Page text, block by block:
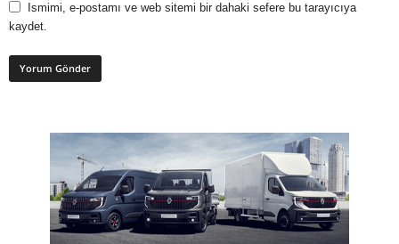
Ismimi, e-postamı ve web sitemi bir dahaki sefere bu tarayıcıya
kaydet.